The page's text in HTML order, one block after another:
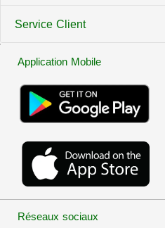
Service Client
Application Mobile
Réseaux sociaux